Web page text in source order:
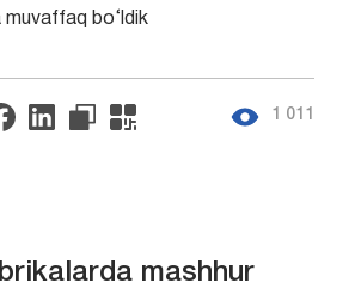
muvaffaq bo‘ldik
1 011
mashhur